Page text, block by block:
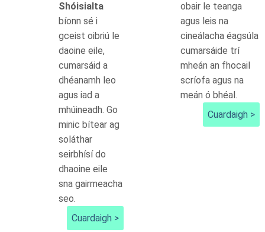
Shóisialta
bíonn sé i
gceist oibriú le
daoine eile,
cumarsáid a
dhéanamh leo
agus iad a
mhúineadh. Go
minic bítear ag
soláthar
seirbhísí do
dhaoine eile
sna gairmeacha
seo.
Cuardaigh >
obair le teanga
agus leis na
cineálacha éagsúla
cumarsáide trí
mheán an fhocail
scríofa agus na
meán ó bhéal.
Cuardaigh >